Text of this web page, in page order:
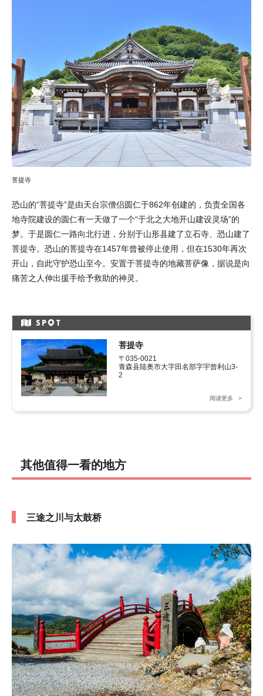
菩提寺
恐山的“菩提寺”是由天台宗僧侣圆仁于862年创建的，负责全国各
地寺院建设的圆仁有一天做了一个“于北之大地开山建设灵场”的
梦。于是圆仁一路向北行进，分别于山形县建了立石寺、恐山建了
菩提寺。恐山的菩提寺在1457年曾被停止使用，但在1530年再次
开山，自此守护恐山至今。安置于菩提寺的地藏菩萨像，据说是向
痛苦之人伸出援手给予救助的神灵。
SP T
菩提寺
〒035-0021
青森县陆奥市大字田名部字宇曾利山3-
2
阅读更多
其他值得一看的地方
三途之川与太鼓桥